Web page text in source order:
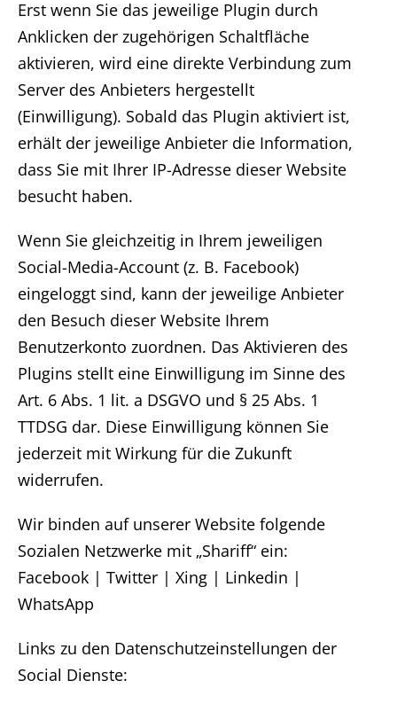
Erst wenn Sie das jeweilige Plugin durch
Anklicken der zugehörigen Schaltfläche
aktivieren, wird eine direkte Verbindung zum
Server des Anbieters hergestellt
(Einwilligung). Sobald das Plugin aktiviert ist,
erhält der jeweilige Anbieter die Information,
dass Sie mit Ihrer IP-Adresse dieser Website
besucht haben.
Wenn Sie gleichzeitig in Ihrem jeweiligen
Social-Media-Account (z. B. Facebook)
eingeloggt sind, kann der jeweilige Anbieter
den Besuch dieser Website Ihrem
Benutzerkonto zuordnen. Das Aktivieren des
Plugins stellt eine Einwilligung im Sinne des
Art. 6 Abs. 1 lit. a DSGVO und § 25 Abs. 1
TTDSG dar. Diese Einwilligung können Sie
jederzeit mit Wirkung für die Zukunft
widerrufen.
Wir binden auf unserer Website folgende
Sozialen Netzwerke mit „Shariff“ ein:
Facebook | Twitter | Xing | Linkedin |
WhatsApp
Links zu den Datenschutzeinstellungen der
Social Dienste: